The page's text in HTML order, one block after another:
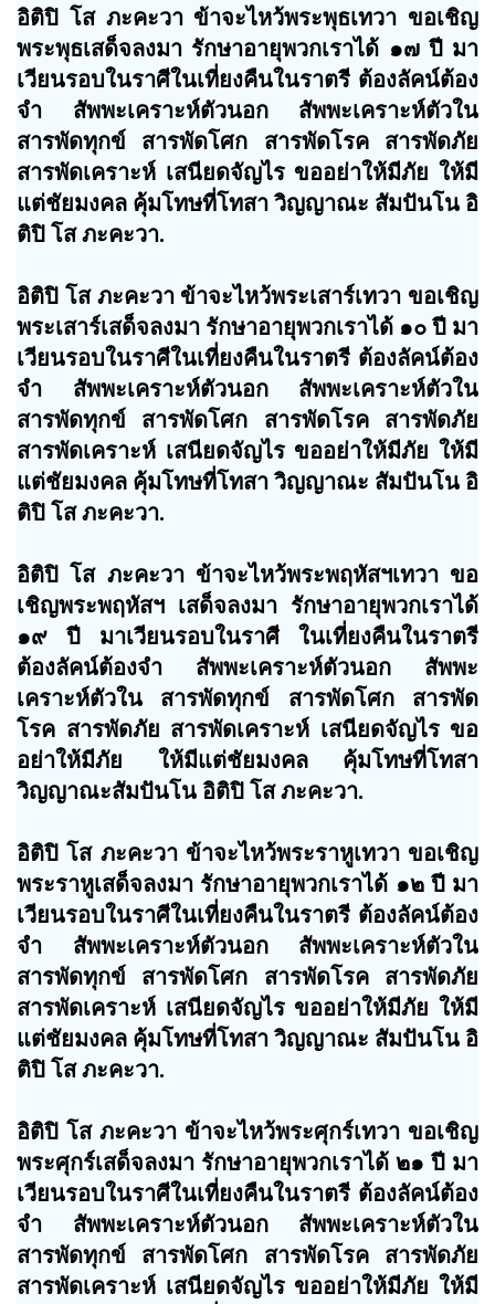
อิติปิ โส ภะคะวา ข้าจะไหว้พระพุธเทวา ขอเชิญ
พระพุธเสด็จลงมา รักษาอายุพวกเราได้ ๑๗ ปี มา
เวียนรอบในราศีในเที่ยงคืนในราตรี ต้องลัคน์ต้อง
จำ สัพพะเคราะห์ตัวนอก สัพพะเคราะห์ตัวใน
สารพัดทุกข์ สารพัดโศก สารพัดโรค สารพัดภัย
สารพัดเคราะห์ เสนียดจัญไร ขออย่าให้มีภัย ให้มี
แต่ชัยมงคล คุ้มโทษที่โทสา วิญญาณะ สัมปันโน อิ
ติปิ โส ภะคะวา.
อิติปิ โส ภะคะวา ข้าจะไหว้พระเสาร์เทวา ขอเชิญ
พระเสาร์เสด็จลงมา รักษาอายุพวกเราได้ ๑๐ ปี มา
เวียนรอบในราศีในเที่ยงคืนในราตรี ต้องลัคน์ต้อง
จำ สัพพะเคราะห์ตัวนอก สัพพะเคราะห์ตัวใน
สารพัดทุกข์ สารพัดโศก สารพัดโรค สารพัดภัย
สารพัดเคราะห์ เสนียดจัญไร ขออย่าให้มีภัย ให้มี
แต่ชัยมงคล คุ้มโทษที่โทสา วิญญาณะ สัมปันโน อิ
ติปิ โส ภะคะวา.
อิติปิ โส ภะคะวา ข้าจะไหว้พระพฤหัสฯเทวา ขอ
เชิญพระพฤหัสฯ เสด็จลงมา รักษาอายุพวกเราได้
๑๙ ปี มาเวียนรอบในราศี ในเที่ยงคืนในราตรี
ต้องลัคน์ต้องจำ สัพพะเคราะห์ตัวนอก สัพพะ
เคราะห์ตัวใน สารพัดทุกข์ สารพัดโศก สารพัด
โรค สารพัดภัย สารพัดเคราะห์ เสนียดจัญไร ขอ
อย่าให้มีภัย ให้มีแต่ชัยมงคล คุ้มโทษที่โทสา
วิญญาณะสัมปันโน อิติปิ โส ภะคะวา.
อิติปิ โส ภะคะวา ข้าจะไหว้พระราหูเทวา ขอเชิญ
พระราหูเสด็จลงมา รักษาอายุพวกเราได้ ๑๒ ปี มา
เวียนรอบในราศีในเที่ยงคืนในราตรี ต้องลัคน์ต้อง
จำ สัพพะเคราะห์ตัวนอก สัพพะเคราะห์ตัวใน
สารพัดทุกข์ สารพัดโศก สารพัดโรค สารพัดภัย
สารพัดเคราะห์ เสนียดจัญไร ขออย่าให้มีภัย ให้มี
แต่ชัยมงคล คุ้มโทษที่โทสา วิญญาณะ สัมปันโน อิ
ติปิ โส ภะคะวา.
อิติปิ โส ภะคะวา ข้าจะไหว้พระศุกร์เทวา ขอเชิญ
พระศุกร์เสด็จลงมา รักษาอายุพวกเราได้ ๒๑ ปี มา
เวียนรอบในราศีในเที่ยงคืนในราตรี ต้องลัคน์ต้อง
จำ สัพพะเคราะห์ตัวนอก สัพพะเคราะห์ตัวใน
สารพัดทุกข์ สารพัดโศก สารพัดโรค สารพัดภัย
สารพัดเคราะห์ เสนียดจัญไร ขออย่าให้มีภัย ให้มี